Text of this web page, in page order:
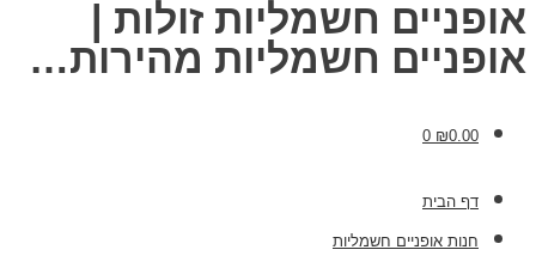
אופניים חשמליות זולות |
אופניים חשמליות מהירות…
₪0.00
0
דף הבית
חנות אופניים חשמליות